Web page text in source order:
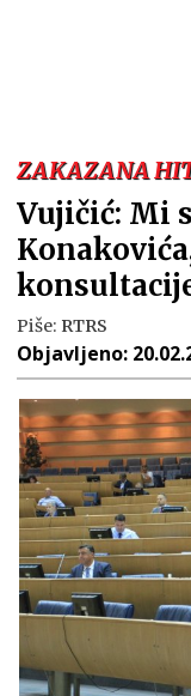
ZAKAZANA
Vujičić: Mi
Piše: RTRS
Objavljeno: